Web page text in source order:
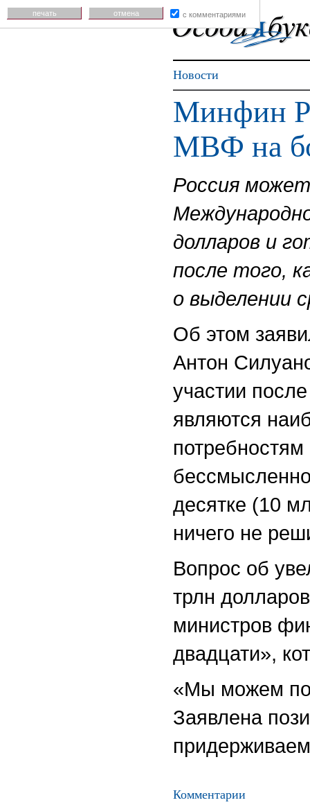
Новости
Минфин
МВФ на
Россия
долларов и
после того,
о выделении
Об этом
Антон
участии
являются
десятке (10
ничего не
Вопрос об
трлн
министров
двадцати»,
«Мы можем
Заявлена
Комментарии
печать отмена с комментариями